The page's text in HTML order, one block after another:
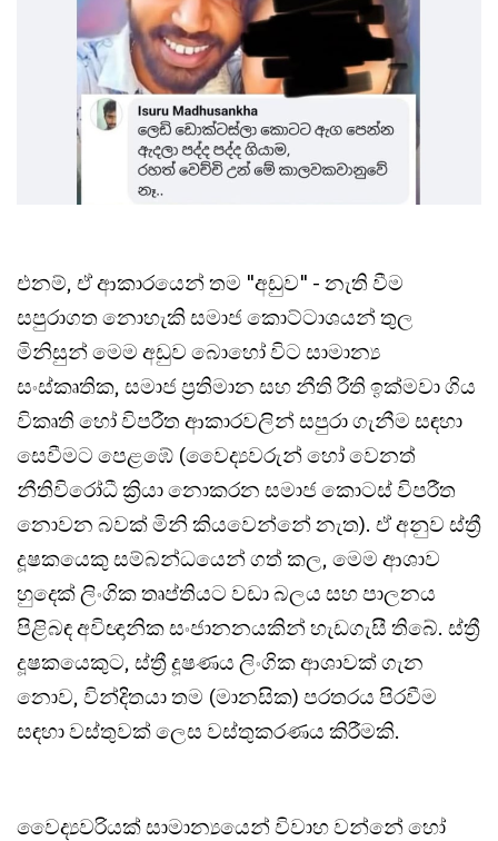
එනම්, ඒ ආකාරයෙන් තම "අඩුව" - නැති වීම
සපුරාගත නොහැකි සමාජ කොට්ටාශයන් තුල
මිනිසුන් මෙම අඩුව බොහෝ විට සාමාන්‍ය
සංස්කෘතික, සමාජ ප්‍රතිමාන සහ නීති රීති ඉක්මවා ගිය
විකෘති හෝ විපරීත ආකාරවලින් සපුරා ගැනීම සඳහා
සෙවීමට පෙළඹේ (වෛද්‍යවරුන් හෝ වෙනත්
නීතිවිරෝධී ක්‍රියා නොකරන සමාජ කොටස් විපරීත
නොවන බවක් මිනි කියවෙන්නේ නැත). ඒ අනුව ස්ත්‍රී
දූෂකයෙකු සම්බන්ධයෙන් ගත් කල, මෙම ආශාව
හුදෙක් ලිංගික තෘප්තියට වඩා බලය සහ පාලනය
පිළිබඳ අවිඥානික සංජානනයකින් හැඩගැසී තිබේ. ස්ත්‍රී
දූෂකයෙකුට, ස්ත්‍රී දූෂණය ලිංගික ආශාවක් ගැන
නොව, වින්දිතයා තම (මානසික) පරතරය පිරවීම
සඳහා වස්තුවක් ලෙස වස්තුකරණය කිරීමකි.
වෛද්‍යවරියක් සාමාන්‍යයෙන් විවාහ වන්නේ හෝ